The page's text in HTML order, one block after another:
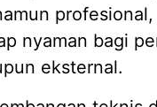
nyaman bagi
eksternal.